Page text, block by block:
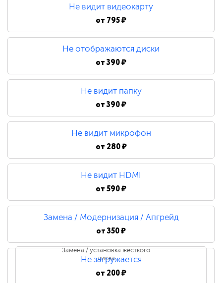
Не видит видеокарту
от 795 ₽
Не отображаются диски
от390 ₽
Не видит папку
от390 ₽
Не видит микрофон
от 280 ₽
Не видит HDMI
от590 ₽
Замена / Модернизация / Апгрейд
от350 ₽
Замена / установка жесткого
диска
Не загружается
от 200 ₽